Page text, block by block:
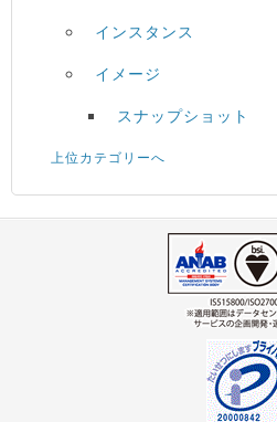
インスタンス
イメージ
スナップショット
上位カテゴリーへ